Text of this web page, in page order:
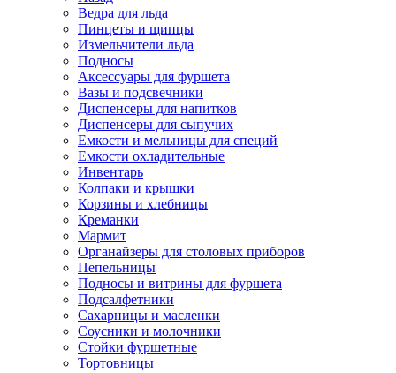
Ведра для льда
Пинцеты и щипцы
Измельчители льда
Подносы
Аксессуары для фуршета
Вазы и подсвечники
Диспенсеры для напитков
Диспенсеры для сыпучих
Емкости и мельницы для специй
Емкости охладительные
Инвентарь
Колпаки и крышки
Корзины и хлебницы
Креманки
Мармит
Органайзеры для столовых приборов
Пепельницы
Подносы и витрины для фуршета
Подсалфетники
Сахарницы и масленки
Соусники и молочники
Стойки фуршетные
Тортовницы